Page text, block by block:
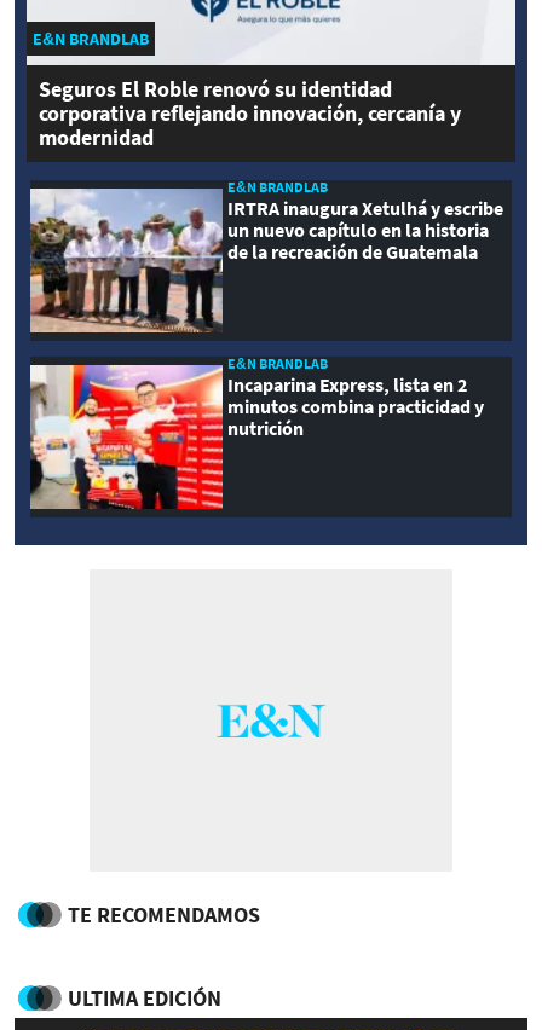
E&N BRANDLAB
Seguros El Roble renovó su identidad
corporativa reflejando innovación, cercanía y
modernidad
E&N BRANDLAB
IRTRA inaugura Xetulhá y escribe
un nuevo capítulo en la historia
de la recreación de Guatemala
E&N BRANDLAB
Incaparina Express, lista en 2
minutos combina practicidad y
nutrición
TE RECOMENDAMOS
ULTIMA EDICIÓN